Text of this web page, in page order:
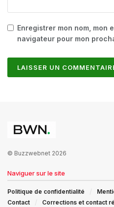
Enregistrer mon nom, mon
navigateur pour mon
© Buzzwebnet 2026
Naviguer sur le site
Politique de confidentialité
Contact
Corrections et contact